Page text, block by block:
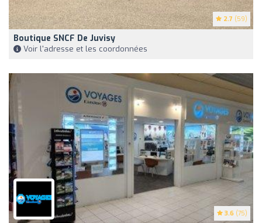
2.7 (59)
Boutique SNCF De Juvisy
Voir l'adresse et les coordonnées
3.6 (75)